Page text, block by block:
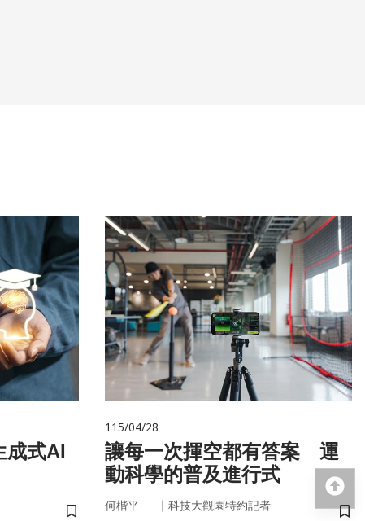
成式AI
115/04/28
讓每一次揮空都有答案 運
動科學的普及進行式
何楷平 ｜ 科技大觀園特約記者
回